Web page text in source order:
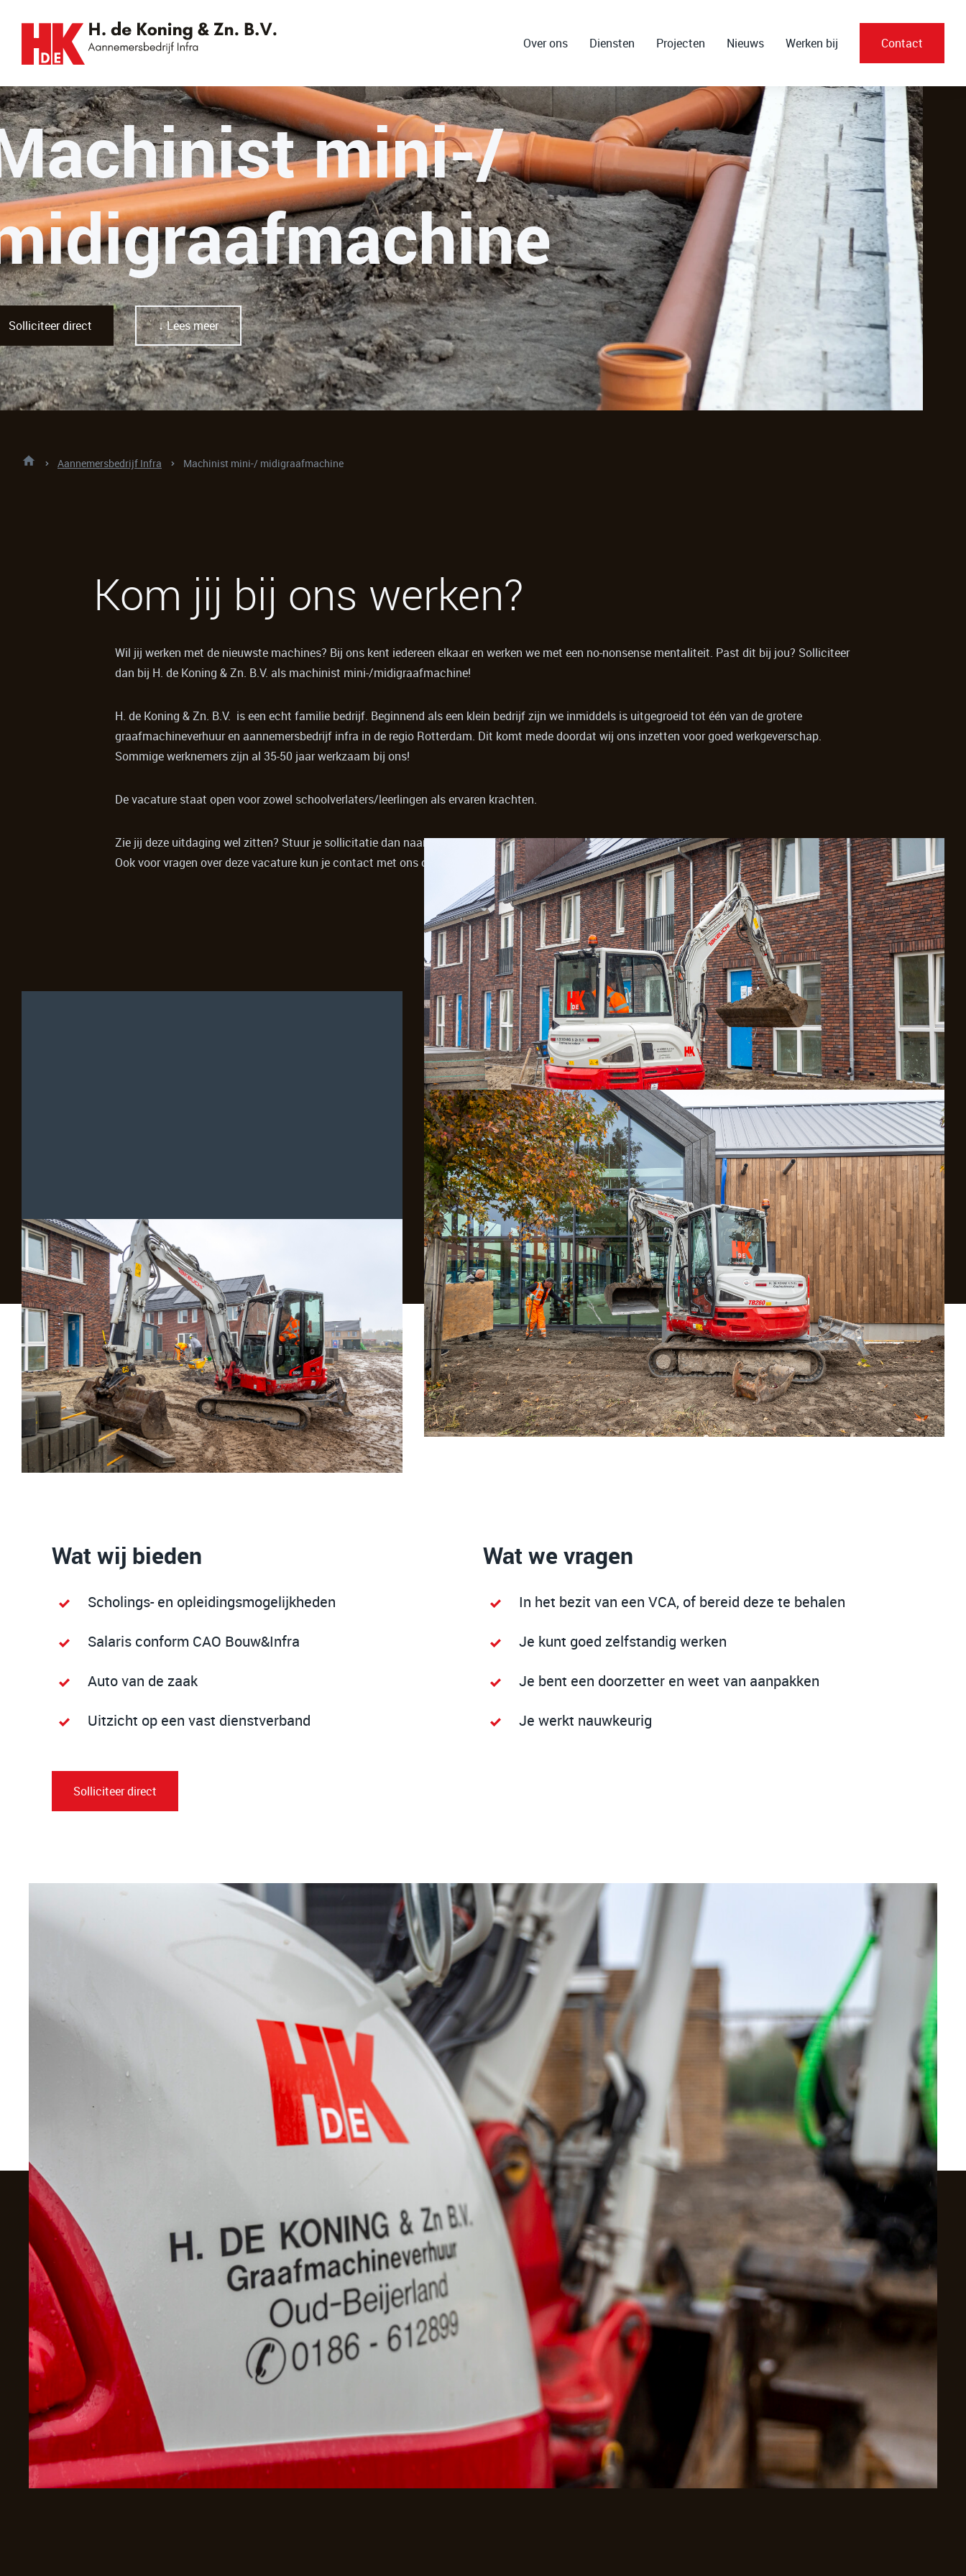
Over ons Diensten Projecten Nieuws Werken bij Contact
mini-/
Solliciteer direct ↓ Lees meer
Aannemersbedrijf Infra Machinist mini-/ midigraafmachine
Kom jij bij ons werken?
Wil jij werken met de nieuwste machines? Bij ons kent iedereen elkaar en werken we met een no-nonsense mentaliteit. Past dit bij jou? Solliciteer
dan bij H. de Koning & Zn. B.V. als machinist mini-/midigraafmachine!
H. de Koning & Zn. B.V. is een echt familie bedrijf. Beginnend als een klein bedrijf zijn we inmiddels is uitgegroeid tot één van de grotere
graafmachineverhuur en aannemersbedrijf infra in de regio Rotterdam. Dit komt mede doordat wij ons inzetten voor goed werkgeverschap.
Sommige werknemers zijn al 35-50 jaar werkzaam bij ons!
De vacature staat open voor zowel schoolverlaters/leerlingen als ervaren krachten.
Zie jij deze uitdaging wel zitten? Stuur je sollicitatie dan naar: info@hdekoning.nl of bel naar 0186-612899.
Ook voor vragen over deze vacature kun je contact met ons opnemen.
Wat wij bieden
Scholings- en opleidingsmogelijkheden
Salaris conform CAO Bouw&Infra
Auto van de zaak
Uitzicht op een vast dienstverband
Wat we vragen
In het bezit van een VCA, of bereid deze te behalen
Je kunt goed zelfstandig werken
Je bent een doorzetter en weet van aanpakken
Je werkt nauwkeurig
Solliciteer direct